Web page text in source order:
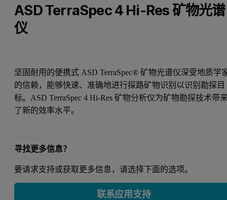
ASD TerraSpec 4 Hi-Res 矿物光谱
仪
坚固耐用的便携式 ASD TerraSpec® 矿物光谱仪深受地质学
的信赖，能够快速、准确地进行探路矿物识别以识别勘探目
标。ASD TerraSpec 4 Hi-Res 矿物分析仪为矿物勘探技术带
了新的效率水平。
寻找更多信息？
要请求支持或获取更多信息，请选择下面的选项。
联系应用支持